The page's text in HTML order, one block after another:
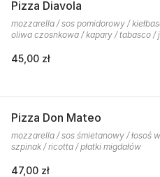
Pizza Diavola
mozzarella / sos pomidorowy /
oliwa czosnkowa / kapary / tabasco /
45,00 zł
Pizza Don Mateo
mozzarella / sos śmietanowy / łosoś
szpinak / ricotta / płatki migdałów
47,00 zł